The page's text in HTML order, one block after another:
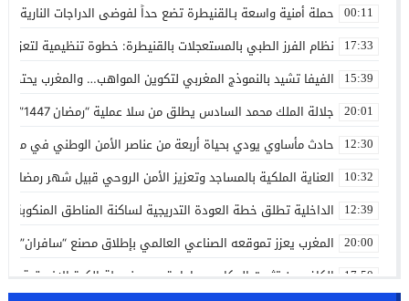
00:11 حملة أمنية واسعة بـالقنيطرة تضع حداً لفوضى الدراجات النارية
17:33 نظام الفرز الطبي بالمستعجلات بالقنيطرة: خطوة تنظيمية لتعزيز
15:39 الفيفا تشيد بالنموذج المغربي لتكوين المواهب… والمغرب يحتضن
20:01 جلالة الملك محمد السادس يطلق من سلا عملية “رمضان 1447” لفائدة أكثر من 4,3 ملايين مستفيد
12:30 حادث مأساوي يودي بحياة أربعة من عناصر الأمن الوطني في
10:32 العناية الملكية بالمساجد وتعزيز الأمن الروحي قبيل شهر رمضان
12:39 الداخلية تطلق خطة العودة التدريجية لساكنة المناطق المنكوبة
20:00 المغرب يعزز تموقعه الصناعي العالمي بإطلاق مصنع “سافران”
17:50 الكاف بين تثبيت المكاسب وإعادة رسم خريطة الكرة الإفريقية